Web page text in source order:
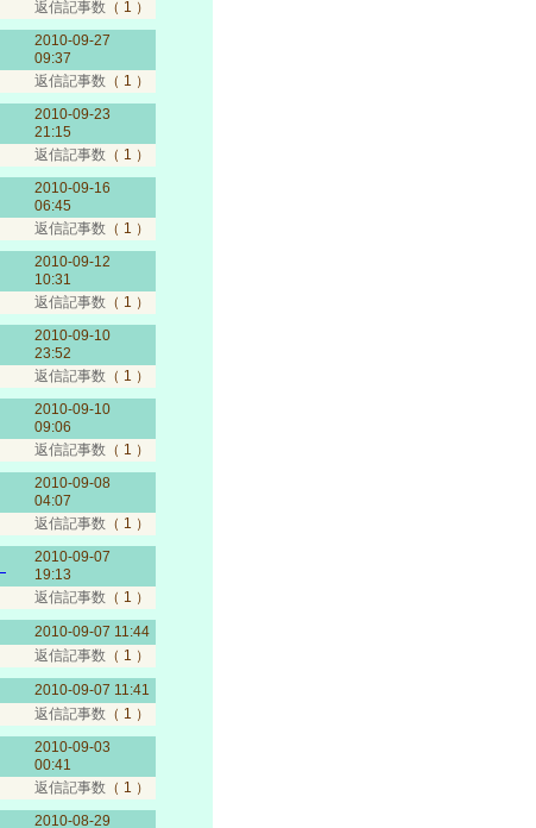
返信記事数 （ 1 ）
2010-09-27
09:37
返信記事数 （ 1 ）
2010-09-23
21:15
返信記事数 （ 1 ）
2010-09-16
06:45
返信記事数 （ 1 ）
2010-09-12
10:31
返信記事数 （ 1 ）
2010-09-10
23:52
返信記事数 （ 1 ）
2010-09-10
09:06
返信記事数 （ 1 ）
2010-09-08
04:07
返信記事数 （ 1 ）
2010-09-07
19:13
返信記事数 （ 1 ）
2010-09-07 11:44
返信記事数 （ 1 ）
2010-09-07 11:41
返信記事数 （ 1 ）
2010-09-03
00:41
返信記事数 （ 1 ）
2010-08-29